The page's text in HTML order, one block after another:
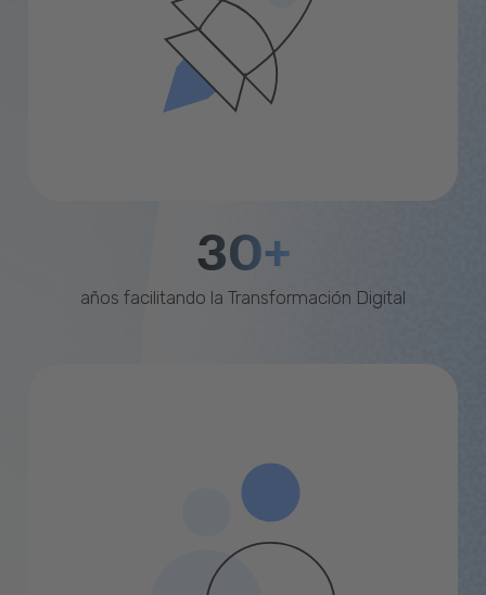
30+
años facilitando la Transformación Digital